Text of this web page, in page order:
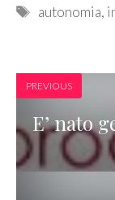
Tags
autonomia,
PREVIOUS
E’ nato